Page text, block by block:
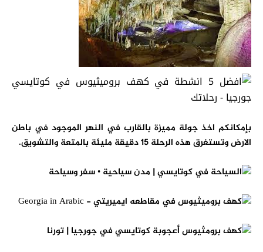
بإمكانكم اخذ جولة مميزة بالقارب في النهر الموجود في باطن
الارض وتستغرق هذه الرحلة 15 دقيقة مليئة بالمتعة والتشويق.